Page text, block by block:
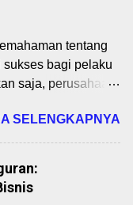
bisnis. BMC
nilai
standar
memenuhi
Menurut
rencana kualitas
sejak awal proyek.
Standar
dipenuhi,
regulasi atau
tentang
bagi pelaku
saja, perusahaan
tapi juga prinsip
dan berkembang.
definisi ekonomi,
relevansi langsung
untuk
SELENGKAPNYA